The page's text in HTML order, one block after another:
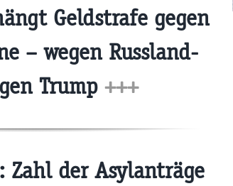
Geldstrafe gegen
– wegen Russland-
Trump +++
Zahl der Asylanträge